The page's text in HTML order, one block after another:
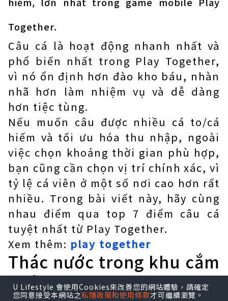
Together.
Câu cá là hoạt động nhanh nhất và
phổ biến nhất trong Play Together,
vì nó ổn định hơn đào kho báu, nhàn
nhã hơn làm nhiệm vụ và dễ dàng
hơn tiệc tùng.
Nếu muốn câu được nhiều cá to/cá
hiếm và tối ưu hóa thu nhập, ngoài
việc chọn khoảng thời gian phù hợp,
bạn cũng cần chọn vị trí chính xác, vì
tỷ lệ cá viên ở một số nơi cao hơn rất
nhiều. Trong bài viết này, hãy cùng
nhau điểm qua top 7 điểm câu cá
tuyệt nhất từ ​​Play Together.
Xem thêm: play together
Thác nước trong khu cắm
trại
U Lifestyle 會使用Cookies來改善您的網站體驗，請確定
您同意接受本網站之私隱政策和使用條款才可繼續瀏覽。